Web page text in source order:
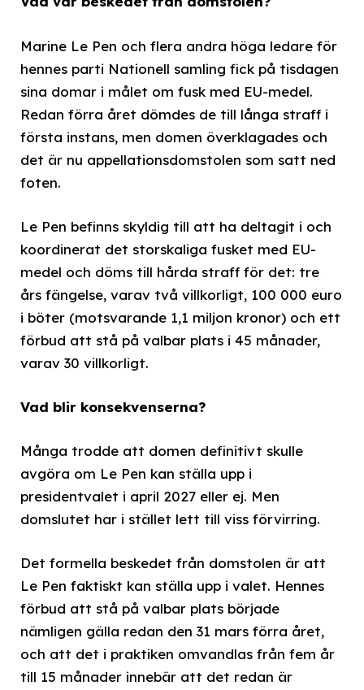
Marine Le Pen och flera andra höga ledare för
hennes parti Nationell samling fick på tisdagen
sina domar i målet om fusk med EU-medel.
Redan förra året dömdes de till långa straff i
första instans, men domen överklagades och
det är nu appellationsdomstolen som satt ned
foten.
Le Pen befinns skyldig till att ha deltagit i och
koordinerat det storskaliga fusket med EU-
medel och döms till hårda straff för det: tre
års fängelse, varav två villkorligt, 100 000 euro
i böter (motsvarande 1,1 miljon kronor) och ett
förbud att stå på valbar plats i 45 månader,
varav 30 villkorligt.
Vad blir konsekvenserna?
Många trodde att domen definitivt skulle
avgöra om Le Pen kan ställa upp i
presidentvalet i april 2027 eller ej. Men
domslutet har i stället lett till viss förvirring.
Det formella beskedet från domstolen är att
Le Pen faktiskt kan ställa upp i valet. Hennes
förbud att stå på valbar plats började
nämligen gälla redan den 31 mars förra året,
och att det i praktiken omvandlas från fem år
till 15 månader innebär att det redan är